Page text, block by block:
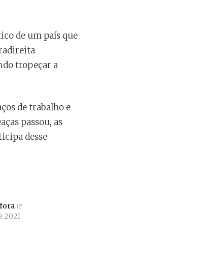
de um país que
tropeçar a
de trabalho e
passou, as
desse
2021